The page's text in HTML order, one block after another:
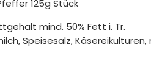
125g Stück
mind. 50% Fett i. Tr.
Speisesalz, Käsereikulturen,